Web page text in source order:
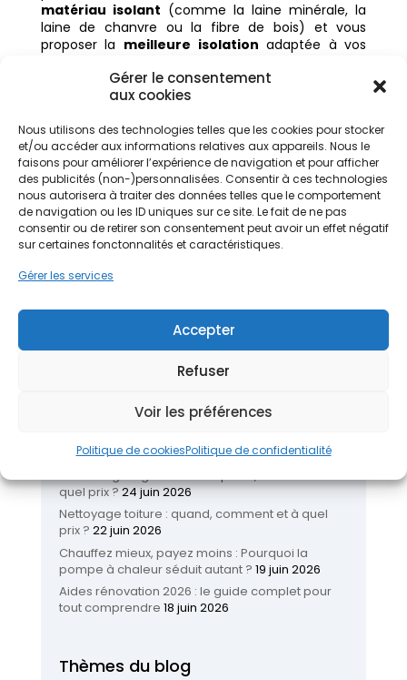
Gérer le consentement
aux cookies
Nous utilisons des technologies telles que les cookies pour stocker
et/ou accéder aux informations relatives aux appareils. Nous le
faisons pour améliorer l’expérience de navigation et pour afficher
des publicités (non-)personnalisées. Consentir à ces technologies
nous autorisera à traiter des données telles que le comportement
de navigation ou les ID uniques sur ce site. Le fait de ne pas
consentir ou de retirer son consentement peut avoir un effet négatif
sur certaines fonctonnalités et caractéristiques.
Gérer les services
Accepter
Refuser
Voir les préférences
Politique de cookiesPolitique de confidentialité
matériau isolant (comme la laine minérale, la
laine de chanvre ou la fibre de bois) et vous
proposer la meilleure isolation adaptée à vos
Vous souhaitez connaître le
personnalisé. Un conseiller spécialisé dans
l’isolation de la toiturereviendra vers vous
rapidement pour vous accompagner dans vos
travaux de rénovation et vous orienter vers la
solution la plus adaptée pour obtenir une toiture
bien isolée et un espace sous le toit agréable à
vivre.
Réinventer son logement : les nouvelles
2026
Isolation garage en 2026 : quand, comment et à
quel prix ?24 juin 2026
Nettoyage toiture : quand, comment et à quel
prix ? 22 juin 2026
Chauffez mieux, payez moins : Pourquoi la
pompe à chaleur séduit autant ? 19 juin 2026
Aides rénovation 2026 : le guide complet pour
tout comprendre 18 juin 2026
Thèmes du blog